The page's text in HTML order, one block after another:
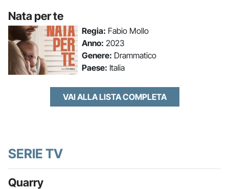
Nata per te
Regia: Fabio Mollo
Anno: 2023
Genere: Drammatico
Paese: Italia
VAI ALLA LISTA COMPLETA
SERIE TV
Quarry